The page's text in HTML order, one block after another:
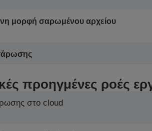
μορφή σαρωμένου αρχείου
προηγμένες ροές
στο cloud